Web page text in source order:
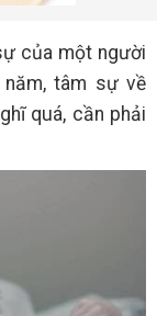
của một người
tâm sự về
quá, cần phải